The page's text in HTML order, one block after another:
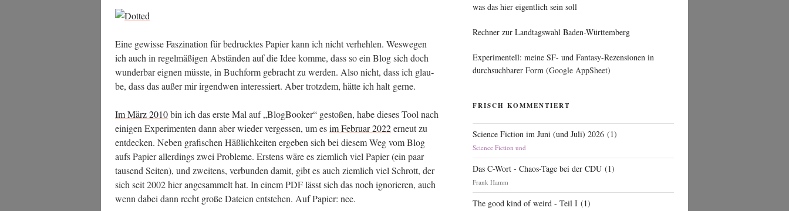
Eine gewis­se Fas­zi­na­ti­on für bedruck­tes Papier kann ich nicht ver­heh­len. Wes­we­gen
ich auch in regel­mä­ßi­gen Abstän­den auf die Idee kom­me, dass so ein Blog sich doch
wun­der­bar eig­nen müss­te, in Buch­form gebracht zu wer­den. Also nicht, dass ich glau­
be, dass das außer mir irgend­wen inter­es­siert. Aber trotz­dem, hät­te ich halt gerne.
Im März 2010bin ich das ers­te Mal auf „Blog­Boo­ker“ gesto­ßen, habe die­ses Tool nach
eini­gen Expe­ri­men­ten dann aber wie­der ver­ges­sen, um esim Febru­ar 2022erneut zu
ent­de­cken. Neben gra­fi­schen Häß­lich­kei­ten erge­ben sich bei die­sem Weg vom Blog
aufs Papier aller­dings zwei Pro­ble­me. Ers­tens wäre es ziem­lich viel Papier (ein paar
tau­send Sei­ten), und zwei­tens, ver­bun­den damit, gibt es auch ziem­lich viel Schrott, der
sich seit 2002 hier ange­sam­melt hat. In einem PDF lässt sich das noch igno­rie­ren, auch
wenn dabei dann recht gro­ße Datei­en ent­ste­hen. Auf Papier: nee.
was das hier eigentlich sein soll
Rechner zur Landtagswahl Baden-Württemberg
Experimentell: meine SF- und Fantasy-Rezensionen in
durchsuchbarer Form (Google AppSheet)
FRISCH KOMMENTIERT
Science Fiction im Juni (und Juli) 2026 (1)
Science Fiction und
Das C-Wort - Chaos-Tage bei der CDU (1)
Frank Hamm
The good kind of weird - Teil I (1)